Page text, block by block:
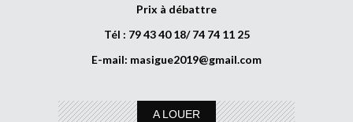
Prix à débattre
Tél : 79 43 40 18/ 74 74 11 25
E-mail: masigue2019@gmail.com
A LOUER